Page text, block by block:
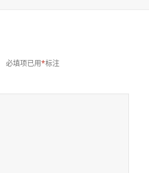
必填项已用*标注